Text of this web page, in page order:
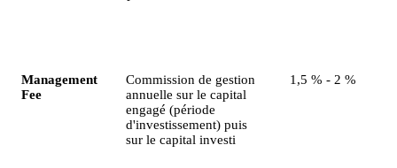
Management
Fee
Commission de gestion
annuelle sur le capital
engagé (période
d'investissement) puis
sur le capital investi
1,5 % - 2 %